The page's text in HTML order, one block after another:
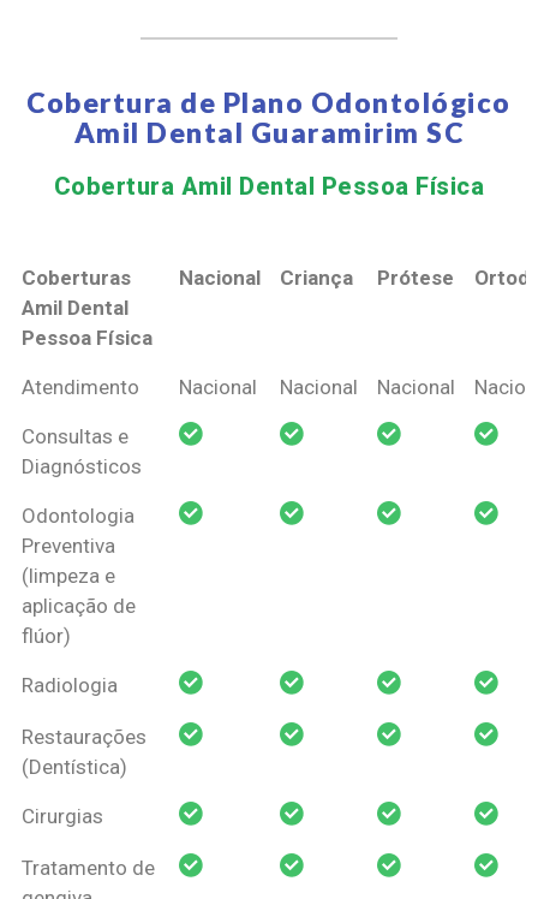
Cobertura de Plano Odontológico
Amil Dental Guaramirim SC
Cobertura Amil Dental Pessoa Física​
Coberturas
Amil Dental
Pessoa Física
Nacional Criança Prótese
Coberturas
Pessoa Física
Nacional Criança Prótese
Atendimento Nacional Nacional Nacional
Consultas e
Diagnósticos
Odontologia
Preventiva
(limpeza e
aplicação de
flúor)
Radiologia
Restaurações
(Dentística)
Cirurgias
Tratamento de